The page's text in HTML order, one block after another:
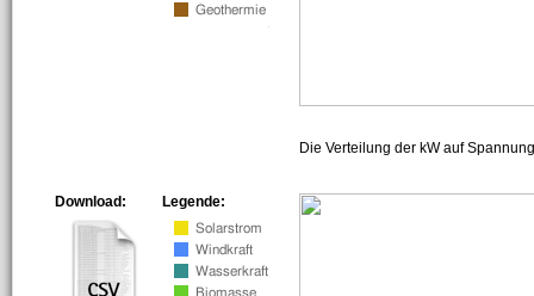
Die Verteilung der kW auf
Legende:
Download: